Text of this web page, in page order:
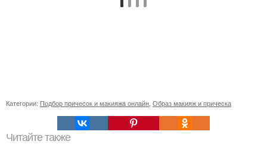
Категории: Подбор причесок и макияжа онлайн Образ макияж и прическа
Читайте также